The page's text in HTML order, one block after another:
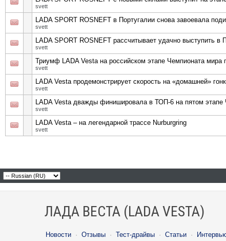
svett
LADA SPORT ROSNEFT в Португалии снова завоевала
svett
LADA SPORT ROSNEFT рассчитывает удачно выступить в
svett
Триумф LADA Vesta на российском этапе Чемпионата мира
svett
LADA Vesta продемонстрирует скорость на «домашней»
svett
LADA Vesta дважды финишировала в ТОП-6 на пятом этапе
svett
LADA Vesta – на легендарной трассе Nurburgring
svett
ЛАДА ВЕСТА (LADA VESTA)
Новости · Отзывы · Тест-драйвы · Статьи ·